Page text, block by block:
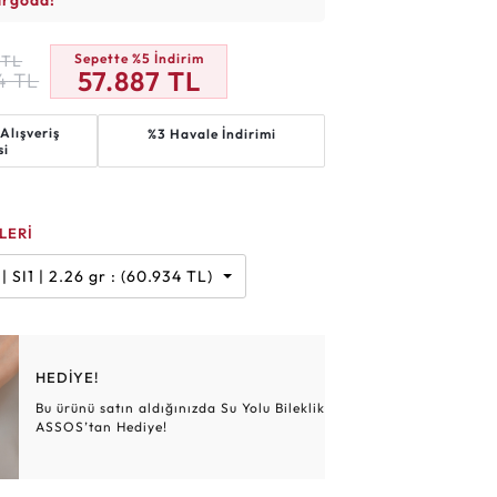
TL
TL
Sepette %5 İndirim
57.887 TL
Alışveriş
%3 Havale İndirimi
Karat | G | SI1 | 2.26 gr : (60.934 TL)
HEDİYE!
Bu ürünü satın aldığınızda Su Yolu Bileklik
ASSOS’tan Hediye!